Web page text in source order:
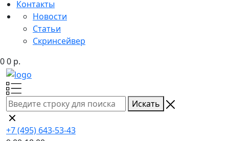
Контакты
Новости
Статьи
Скринсейвер
00 р.
Искать
+7 (495) 643-53-43